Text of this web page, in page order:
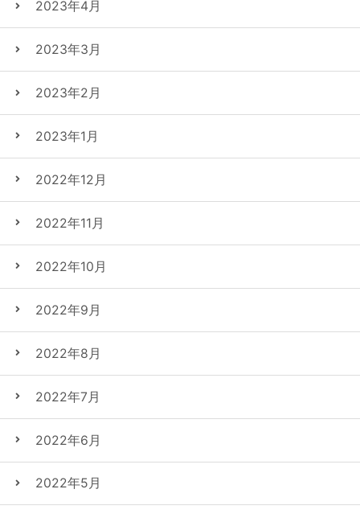
2023年4月
2023年3月
2023年2月
2023年1月
2022年12月
2022年11月
2022年10月
2022年9月
2022年8月
2022年7月
2022年6月
2022年5月